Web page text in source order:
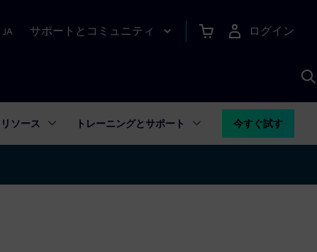
JA サポートとコミュニティ ログイン
リソース トレーニングとサポート 今すぐ試す